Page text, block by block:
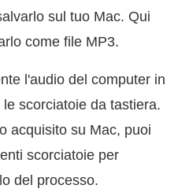
sul tuo Mac. Qui
come file MP3.
l'audio del computer in
scorciatoie da tastiera.
acquisito su Mac, puoi
scorciatoie per
del processo.